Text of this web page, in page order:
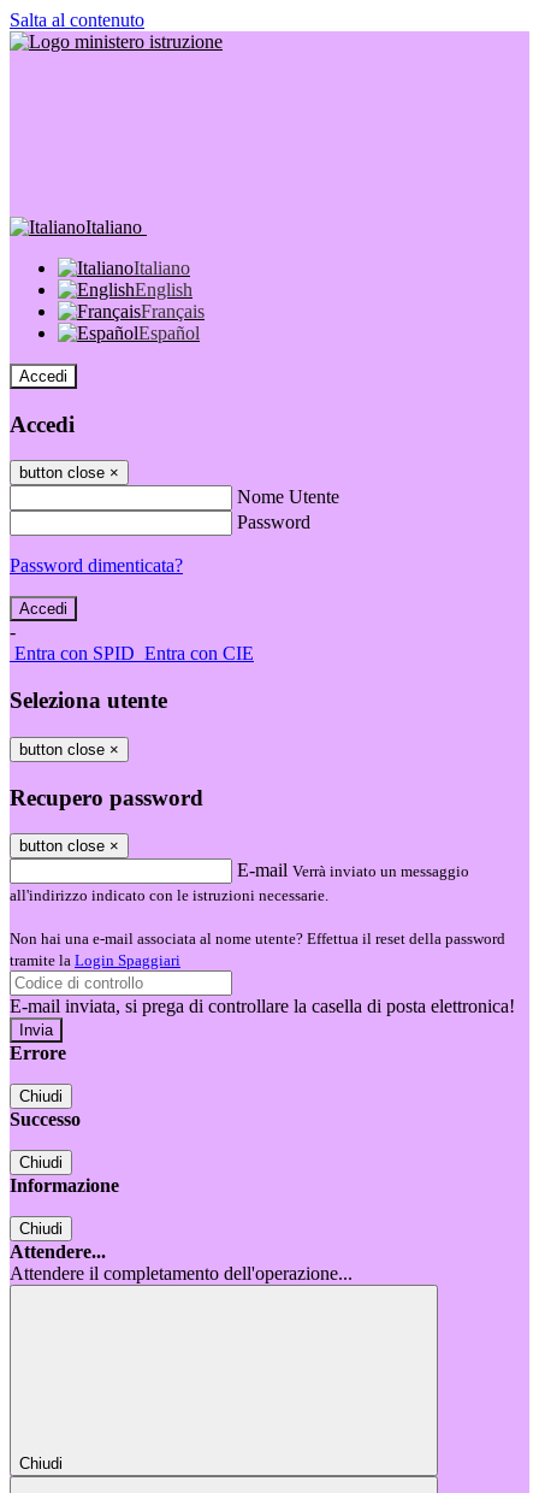
Salta al contenuto
Italiano
Italiano
English
Français
Español
Accedi
Accedi
button close ×
Nome Utente
Password
Password dimenticata?
-
Entra con SPID Entra con CIE
Seleziona utente
button close ×
Recupero password
button close ×
E-mail Verrà inviato un messaggio
all'indirizzo indicato con le istruzioni necessarie.
Non hai una e-mail associata al nome utente? Effettua il reset della password
tramite la Login Spaggiari
E-mail inviata, si prega di controllare la casella di posta elettronica!
Errore
Chiudi
Successo
Chiudi
Informazione
Chiudi
Attendere...
Attendere il completamento dell'operazione...
Chiudi